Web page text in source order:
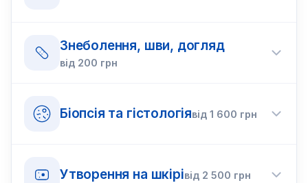
Знеболення, шви, догляд
від 200 грн
Біопсія та гістологіявід1 600 грн
Утворення на шкірівід 2 500 грн